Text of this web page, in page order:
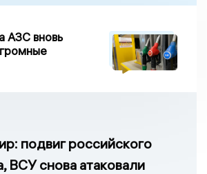
АЗС вновь
подвиг российского
ВСУ снова атаковали